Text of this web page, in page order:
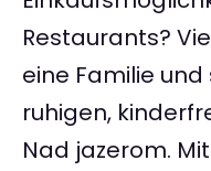
Restaurants?
eine Familie
ruhigen,
Nad jazerom.